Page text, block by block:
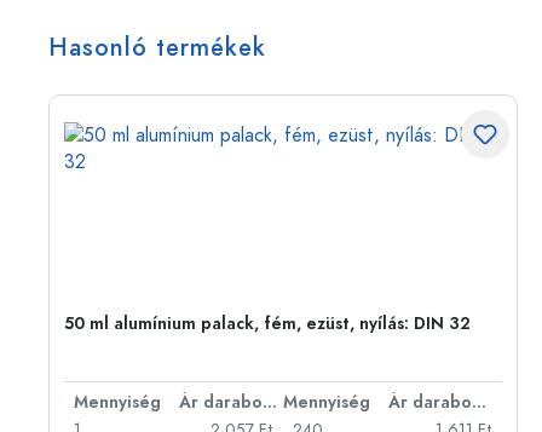
Hasonló termékek
50 ml alumínium palack, fém, ezüst, nyílás: DIN 32
Mennyiség Ár darabonként Mennyiség
Ár darabonként